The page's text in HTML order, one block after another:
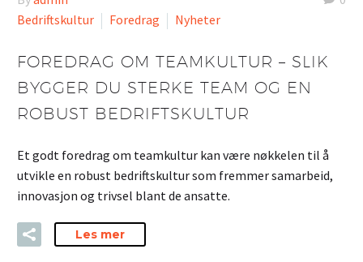
Bedriftskultur
Foredrag Nyheter
FOREDRAG OM TEAMKULTUR – SLIK
BYGGER DU STERKE TEAM OG EN
ROBUST BEDRIFTSKULTUR
Et godt foredrag om teamkultur kan være nøkkelen til å
utvikle en robust bedriftskultur som fremmer samarbeid,
innovasjon og trivsel blant de ansatte.
Les mer